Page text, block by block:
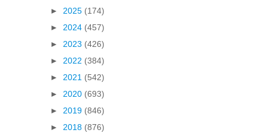
► 2025 (174)
► 2024 (457)
► 2023 (426)
► 2022 (384)
► 2021 (542)
► 2020 (693)
► 2019 (846)
► 2018 (876)